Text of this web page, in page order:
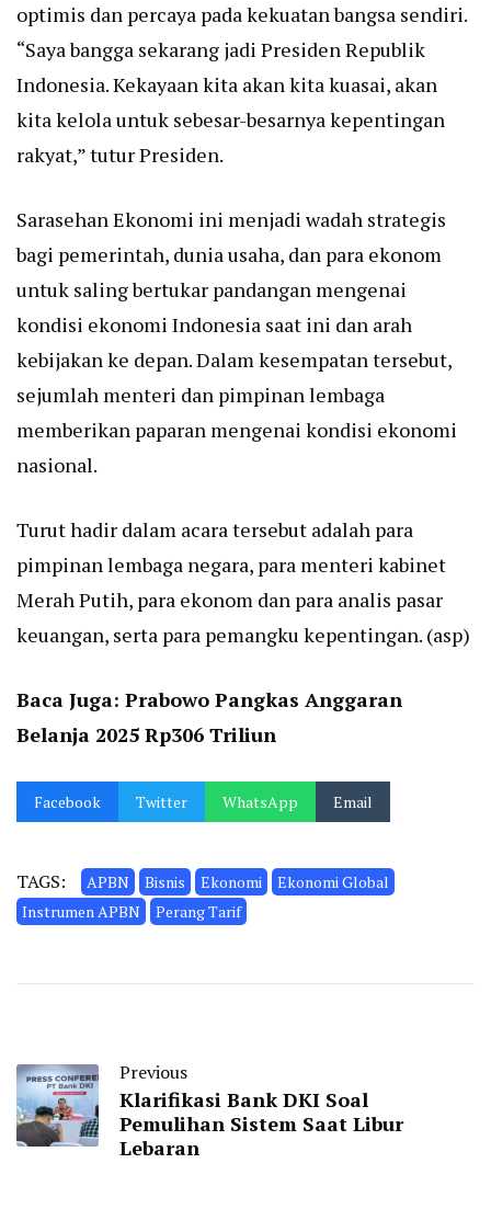
optimis dan percaya pada kekuatan bangsa sendiri.
“Saya bangga sekarang jadi Presiden Republik
Indonesia. Kekayaan kita akan kita kuasai, akan
kita kelola untuk sebesar-besarnya kepentingan
rakyat,” tutur Presiden.
Sarasehan Ekonomi ini menjadi wadah strategis
bagi pemerintah, dunia usaha, dan para ekonom
untuk saling bertukar pandangan mengenai
kondisi ekonomi Indonesia saat ini dan arah
kebijakan ke depan. Dalam kesempatan tersebut,
sejumlah menteri dan pimpinan lembaga
memberikan paparan mengenai kondisi ekonomi
nasional.
Turut hadir dalam acara tersebut adalah para
pimpinan lembaga negara, para menteri kabinet
Merah Putih, para ekonom dan para analis pasar
keuangan, serta para pemangku kepentingan. (asp)
Baca Juga: Prabowo Pangkas Anggaran
Belanja 2025 Rp306 Triliun
Facebook Twitter WhatsApp Email
TAGS: APBN Bisnis Ekonomi
Ekonomi Global
Instrumen APBN
Perang Tarif
Previous
Klarifikasi Bank DKI Soal
Pemulihan Sistem Saat Libur
Lebaran